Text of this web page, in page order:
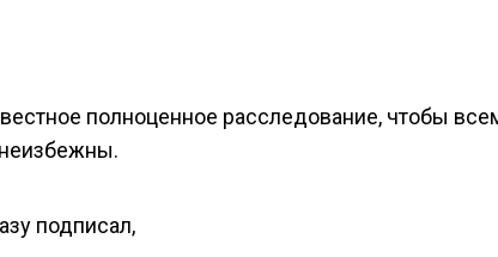
полноценное расследование, чтобы
неизбежны.
подписал,